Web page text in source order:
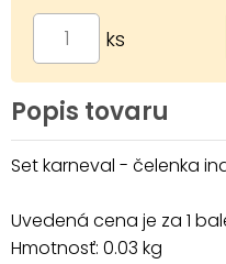
ks
Popis tovaru
Set karneval - čelenka
Uvedená cena je za 1
Hmotnosť: 0.03 kg